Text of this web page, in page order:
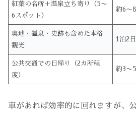
紅葉の名所＋温泉立ち寄り（5〜
6スポット）
約6〜
奥地・温泉・史跡も含めた本格
観光
1泊2
公共交通での日帰り（2カ所程
度）
約3〜
車があれば効率的に回れますが、